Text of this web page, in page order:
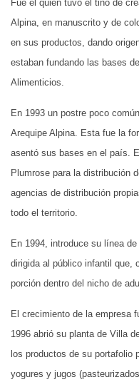
Fue él quien tuvo el tino de
Alpina, en manuscrito y de
en sus productos, dando
estaban fundando las bases
Alimenticios.
En 1993 un postre poco
Arequipe Alpina. Esta fue la
asentó sus bases en el país.
Plumrose para la distribución
agencias de distribución
todo el territorio.
En 1994, introduce su línea
dirigida al público infantil que,
porción dentro del nicho de
El crecimiento de la empresa
1996 abrió su planta de Villa
los productos de su portafolio
yogures y jugos